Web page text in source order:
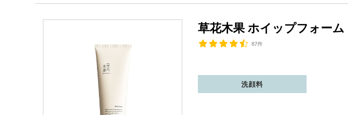
草花木果 ホイップフォーム
87件
洗顔料